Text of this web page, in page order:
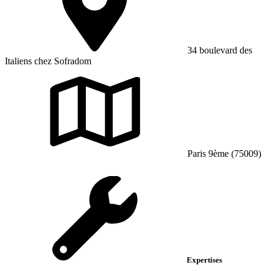
34 boulevard des
Italiens chez Sofradom
Paris 9ème (75009)
Expertises